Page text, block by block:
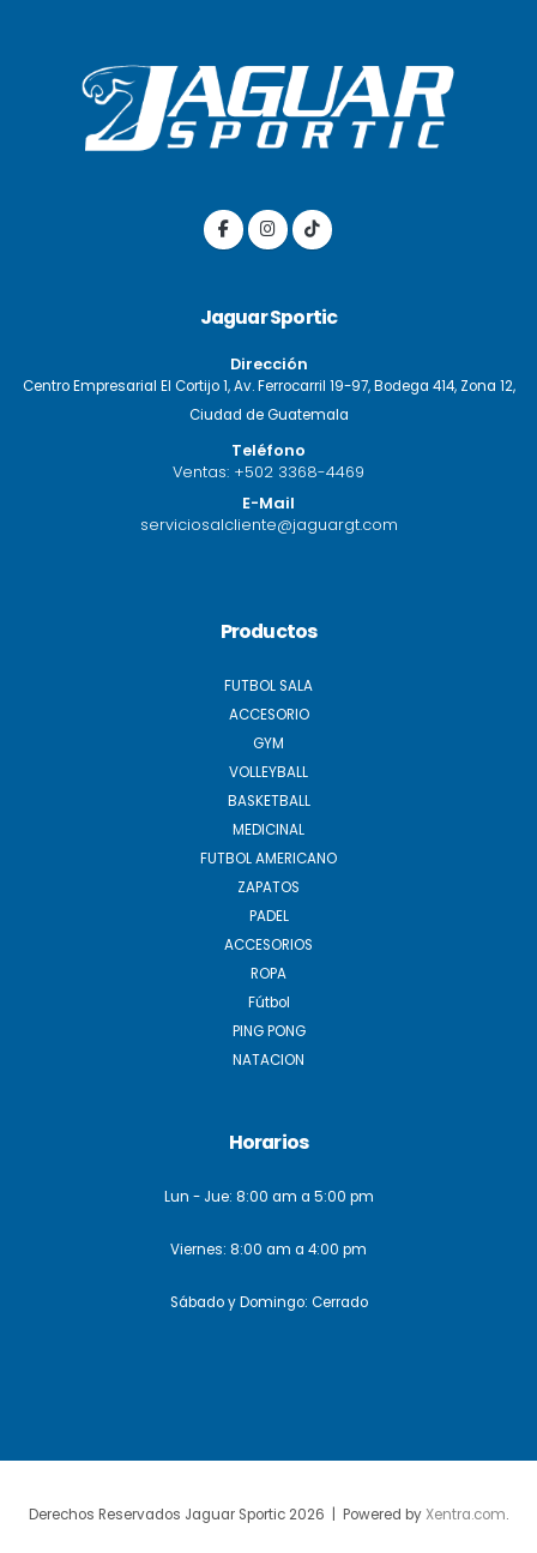
Jaguar Sportic
Dirección
Centro Empresarial El Cortijo 1, Av. Ferrocarril 19-97, Bodega 414, Zona 12,
Ciudad de Guatemala
Teléfono
Ventas: +502 3368-4469
E-Mail
serviciosalcliente@jaguargt.com
Productos
FUTBOL SALA
ACCESORIO
GYM
VOLLEYBALL
BASKETBALL
MEDICINAL
FUTBOL AMERICANO
ZAPATOS
PADEL
ACCESORIOS
ROPA
Fútbol
PING PONG
NATACION
Horarios
Lun - Jue: 8:00 am a 5:00 pm
Viernes: 8:00 am a 4:00 pm
Sábado y Domingo: Cerrado
Derechos Reservados Jaguar Sportic 2026 | Powered byXentra.com.